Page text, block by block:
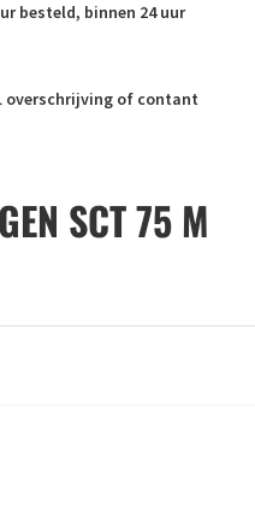
besteld, binnen 24 uur
overschrijving of contant
SCT 75 M